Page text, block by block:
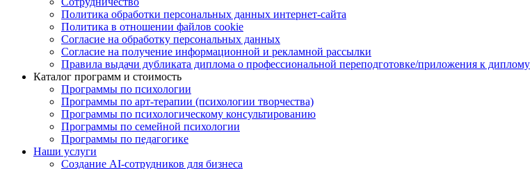
Политика обработки персональных данных интернет-сайта
Политика в отношении файлов cookie
Согласие на обработку персональных данных
Согласие на получение информационной и рекламной рассылки
Правила выдачи дубликата диплома о профессиональной переподготовке/приложения к диплому
Каталог программ и стоимость
Программы по психологии
Программы по арт-терапии (психологии творчества)
Программы по психологическому консультированию
Программы по семейной психологии
Программы по педагогике
Наши услуги
Создание AI-сотрудников для бизнеса